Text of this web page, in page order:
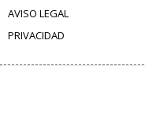
AVISO LEGAL
PRIVACIDAD